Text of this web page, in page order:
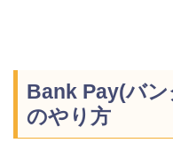
Bank Pay(バ
のやり方